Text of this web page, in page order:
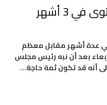
3 أشهر
في عدة أشهر مقابل معظم
بعد أن نبه رئيس مجلس
أنه قد تكون ثمة حاجة…